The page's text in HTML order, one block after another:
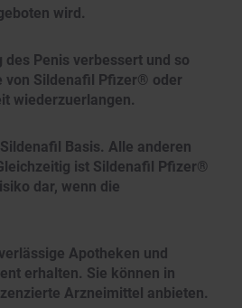
wird.
Penis verbessert und so
von Sildenafil Pfizer® oder
wiederzuerlangen.
Basis. Alle anderen
ist Sildenafil Pfizer®
dar, wenn die
Apotheken und
erhalten. Sie können in
Arzneimittel anbieten.